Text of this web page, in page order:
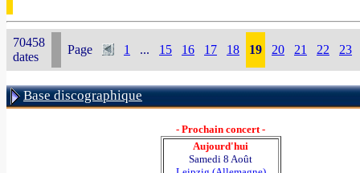
70458
dates
Page 1 ... 15 16 17 18 19 20 21 22 23
Base discographique
- Prochain concert -
Aujourd'hui
Samedi 8 Août